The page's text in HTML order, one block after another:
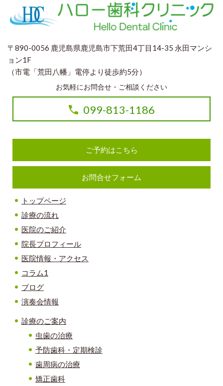
〒890-0056 鹿児島県鹿児島市下荒田4丁目14-35 永田マンシ
ョン1F
（市電「荒田八幡」電停より徒歩約5分）
お気軽にお問合せ・ご相談ください
099-813-1186
ご予約はこちら
お問合せフォーム
トップページ
診療の流れ
医院のご紹介
院長プロフィール
医院情報・アクセス
コラム1
ブログ
演奏会情報
診療のご案内
虫歯の治療
予防歯科・定期検診
歯周病の治療
矯正歯科